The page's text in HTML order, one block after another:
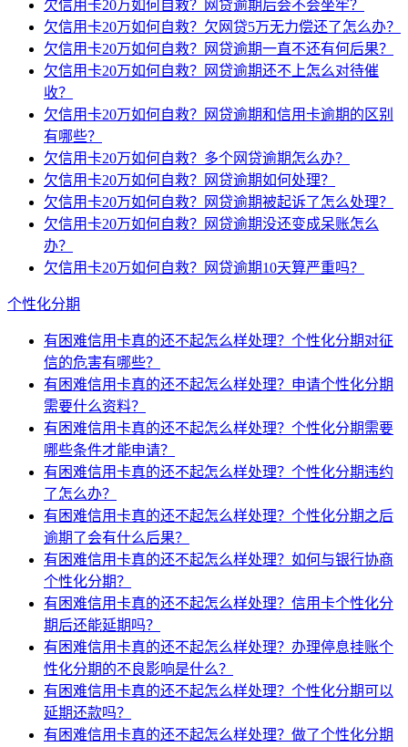
欠信用卡20万如何自救？网贷逾期后会不会坐牢？
欠信用卡20万如何自救？欠网贷5万无力偿还了怎么办？
欠信用卡20万如何自救？网贷逾期一直不还有何后果？
欠信用卡20万如何自救？网贷逾期还不上怎么对待催
收？
欠信用卡20万如何自救？网贷逾期和信用卡逾期的区别
有哪些？
欠信用卡20万如何自救？多个网贷逾期怎么办？
欠信用卡20万如何自救？网贷逾期如何处理？
欠信用卡20万如何自救？网贷逾期被起诉了怎么处理？
欠信用卡20万如何自救？网贷逾期没还变成呆账怎么
办？
欠信用卡20万如何自救？网贷逾期10天算严重吗？
个性化分期
有困难信用卡真的还不起怎么样处理？个性化分期对征
信的危害有哪些？
有困难信用卡真的还不起怎么样处理？申请个性化分期
需要什么资料？
有困难信用卡真的还不起怎么样处理？个性化分期需要
哪些条件才能申请？
有困难信用卡真的还不起怎么样处理？个性化分期违约
了怎么办？
有困难信用卡真的还不起怎么样处理？个性化分期之后
逾期了会有什么后果？
有困难信用卡真的还不起怎么样处理？如何与银行协商
个性化分期？
有困难信用卡真的还不起怎么样处理？信用卡个性化分
期后还能延期吗？
有困难信用卡真的还不起怎么样处理？办理停息挂账个
性化分期的不良影响是什么？
有困难信用卡真的还不起怎么样处理？个性化分期可以
延期还款吗？
有困难信用卡真的还不起怎么样处理？做了个性化分期